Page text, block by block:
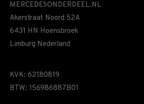
MERCEDESONDERDEEL.NL
Akerstraat Noord 52A
6431 HN Hoensbroek
Limburg Nederland
KVK: 62180819
BTW: 156986887B01